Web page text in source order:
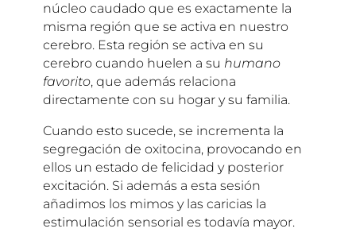
núcleo caudado que es exactamente la
misma región que se activa en nuestro
cerebro. Esta región se activa en su
cerebro cuando huelen a su humano
favorito, que además relaciona
directamente con su hogar y su familia.
Cuando esto sucede, se incrementa la
segregación de oxitocina, provocando en
ellos un estado de felicidad y posterior
excitación. Si además a esta sesión
añadimos los mimos y las caricias la
estimulación sensorial es todavía mayor.